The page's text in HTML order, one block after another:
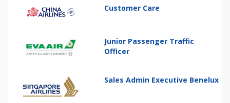
Customer Care
Junior Passenger Traffic
Officer
Sales Admin Executive Benelux